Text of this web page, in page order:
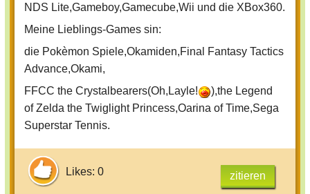
NDS Lite,Gameboy,Gamecube,Wii und die XBox360.
Meine Lieblings-Games sin:
die Pokèmon Spiele,Okamiden,Final Fantasy Tactics
Advance,Okami,
FFCC the Crystalbearers(Oh,Layle!
),the Legend
of Zelda the Twiglight Princess,Oarina of Time,Sega
Superstar Tennis.
Likes: 0 zitieren